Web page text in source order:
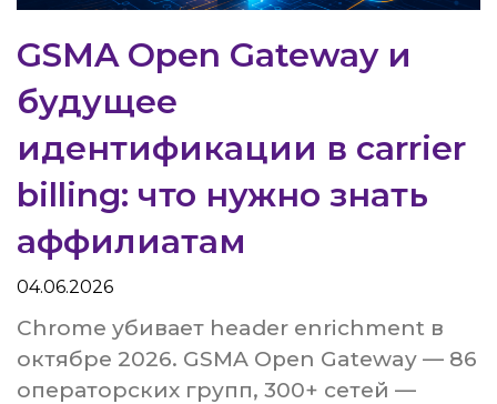
GSMA Open Gateway и
будущее
идентификации в carrier
billing: что нужно знать
аффилиатам
04.06.2026
Chrome убивает header enrichment в
октябре 2026. GSMA Open Gateway — 86
операторских групп, 300+ сетей —